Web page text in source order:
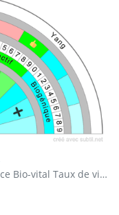
Cela me convient-il actuellement ? Indice Bio-vital Taux de vitalité Équilibre Yin Yang